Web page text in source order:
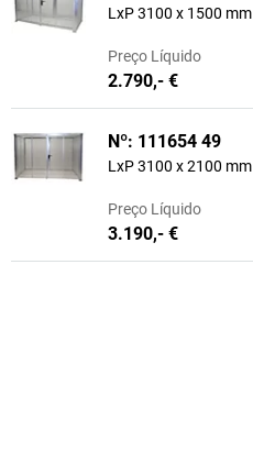
LxP 3100 x 1500 mm
Preço Líquido
2.790,- €
Nº: 111654 49
LxP 3100 x 2100 mm
Preço Líquido
3.190,- €